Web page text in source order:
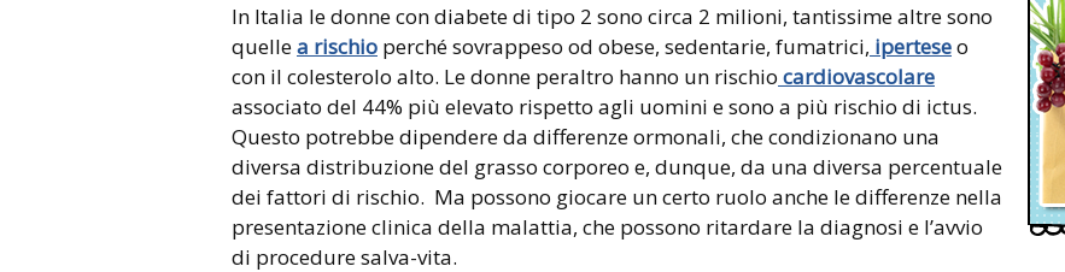
In Italia le donne con diabete di tipo 2 sono circa 2 milioni, tantissime altre sono
quellea rischio perché sovrappeso od obese, sedentarie, fumatrici, iperteseo
con il colesterolo alto. Le donne peraltro hanno un rischio cardiovascolare
associato del 44% più elevato rispetto agli uomini e sono a più rischio di ictus.
Questo potrebbe dipendere da differenze ormonali, che condizionano una
diversa distribuzione del grasso corporeo e, dunque, da una diversa percentuale
dei fattori di rischio. Ma possono giocare un certo ruolo anche le differenze nella
presentazione clinica della malattia, che possono ritardare la diagnosi e l’avvio
di procedure salva-vita.